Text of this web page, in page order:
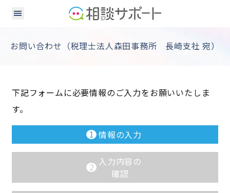
お問い合わせ（税理士法人森田事務所 長崎支社 宛）
下記フォームに必要情報のご入力をお願いいたしま
す。
1 情報の入力
2 入力内容の
確認